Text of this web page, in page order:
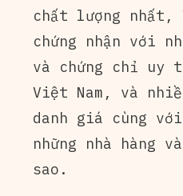
chất lượng nhất,
chứng nhận với
và chứng chỉ uy
Việt Nam, và
danh giá cùng
những nhà hàng
sao.